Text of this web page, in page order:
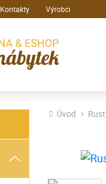
Kontakty Výrobci
Úvod